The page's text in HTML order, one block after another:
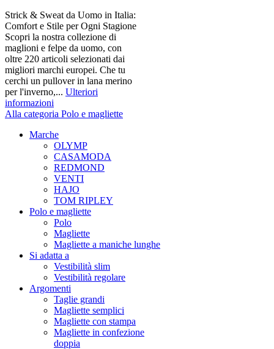
Strick & Sweat da Uomo in Italia:
Comfort e Stile per Ogni Stagione
Scopri la nostra collezione di
maglioni e felpe da uomo, con
oltre 220 articoli selezionati dai
migliori marchi europei. Che tu
cerchi un pullover in lana merino
per l'inverno,... Ulteriori
informazioni
Alla categoria Polo e magliette
Marche
OLYMP
CASAMODA
REDMOND
VENTI
HAJO
TOM RIPLEY
Polo e magliette
Polo
Magliette
Magliette a maniche lunghe
Si adatta a
Vestibilità slim
Vestibilità regolare
Argomenti
Taglie grandi
Magliette semplici
Magliette con stampa
Magliette in confezione
doppia